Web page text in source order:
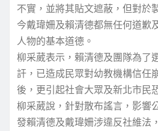
不實，並將其貼文遮蔽，但對於
今戴瑋姍及賴清德都無任何道歉
人物的基本道德。
柳采葳表示，賴清德及團隊為了
訐，已造成民眾對幼教機構信任
後，更引起社會大眾及新北市民
柳采葳說，針對散布謠言，影響
發賴清德及戴瑋姍涉違反社維法